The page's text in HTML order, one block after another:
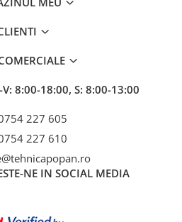
V: 8:00-18:00, S: 8:00-13:00
227 605
227 610
NE IN SOCIAL MEDIA